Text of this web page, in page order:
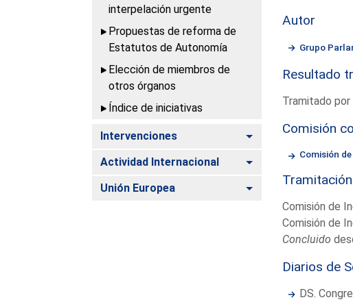
interpelación urgente
Propuestas de reforma de
Estatutos de Autonomía
Elección de miembros de
otros órganos
Índice de iniciativas
Intervenciones Alternar
Actividad Internacional Alternar
Unión Europea Alternar
Autor
Grupo
Resultado
Tramitado
Comisión
Comisión
Comisión de
Comisión de
Concluido
Diarios de
DS.